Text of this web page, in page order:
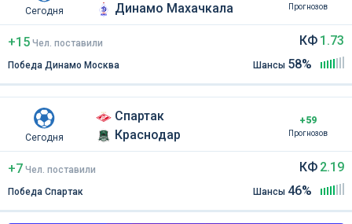
Сегодня
Динамо Махачкала
Прогнозов
+15 Чел. поставили
Победа Динамо Москва
КФ 1.73
Шансы 58%
Сегодня
Спартак
Краснодар
+59
Прогнозов
+7 Чел. поставили
Победа Спартак
КФ 2.19
Шансы 46%